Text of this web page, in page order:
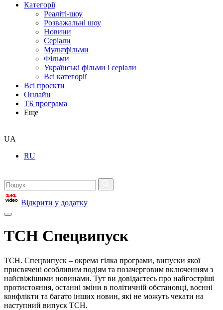
Категорії
Реаліті-шоу
Розважальні шоу
Новини
Серіали
Мультфільми
Фільми
Українські фільми і серіали
Всі категорії
Всі проєкти
Онлайн
ТБ програма
Еще
UA
RU
Відкрити у додатку
ТСН Спецвипуск
ТСН. Спецвипуск – окрема гілка програми, випуски якої
присвячені особливим подіям та позачерговим включенням з
найсвіжішими новинами. Тут ви довідаєтесь про найгостріші
протистояння, останні зміни в політичній обстановці, воєнні
конфлікти та багато інших новин, які не можуть чекати на
наступний випуск ТСН.